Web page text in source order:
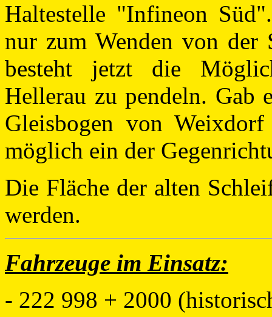
Haltestelle "Infineon
nur zum Wenden von der
besteht jetzt die
Hellerau zu pendeln. Gab
Gleisbogen von
möglich ein der
Die Fläche der alten
werden.
Fahrzeuge im Einsatz:
- 222 998 + 2000